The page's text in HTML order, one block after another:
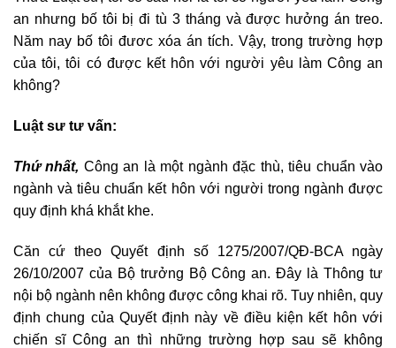
an nhưng bố tôi bị đi tù 3 tháng và được hưởng án treo.
Năm nay bố tôi đươc xóa án tích. Vậy, trong trường hợp
của tôi, tôi có được kết hôn với người yêu làm Công an
không?
Luật sư tư vấn:
Thứ nhất, Công an là một ngành đặc thù, tiêu chuẩn vào
ngành và tiêu chuẩn kết hôn với người trong ngành được
quy định khá khắt khe.
Căn cứ theo Quyết định số 1275/2007/QĐ-BCA ngày
26/10/2007 của Bộ trưởng Bộ Công an. Đây là Thông tư
nội bộ ngành nên không được công khai rõ. Tuy nhiên, quy
định chung của Quyết định này về điều kiện kết hôn với
chiến sĩ Công an thì những trường hợp sau sẽ không